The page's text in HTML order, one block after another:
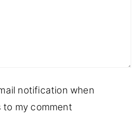
notification when
to my comment